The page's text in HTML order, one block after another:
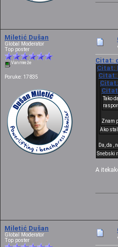
Miletić Dušan
Global Moderator
Top poster
Van mreže
Poruke: 17835
Citat:
Citat:
Citat:
Tako
Znam
Ako
Da, da
Snebski
A
Miletić Dušan
Global Moderator
Top poster